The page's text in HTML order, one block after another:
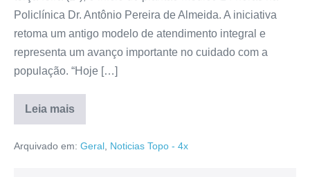
Policlínica Dr. Antônio Pereira de Almeida. A iniciativa
retoma um antigo modelo de atendimento integral e
representa um avanço importante no cuidado com a
população. “Hoje […]
Leia mais
Arquivado em: Geral Noticias Topo - 4x